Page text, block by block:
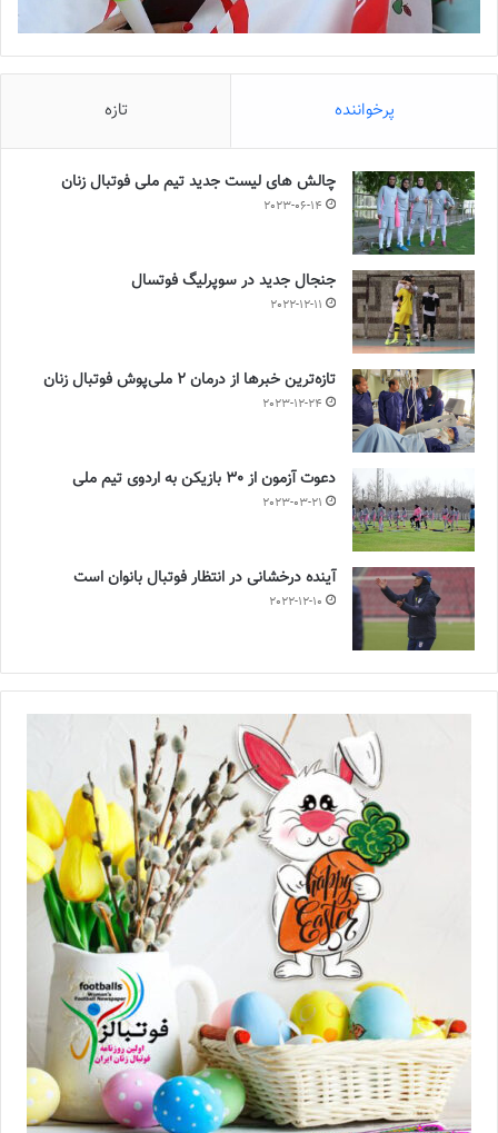
پرخواننده تازه
چالش هاى ليست جدید تيم ملى فوتبال زنان
2023-06-14
جنجال جدید در سوپرلیگ فوتسال
2022-12-11
تازه‌ترین خبرها از درمان ۲ ملی‌پوش فوتبال زنان
2023-12-24
دعوت آزمون از 30 بازیکن به اردوی تیم ملی
2023-03-21
آینده درخشانی در انتظار فوتبال بانوان است
2022-12-10